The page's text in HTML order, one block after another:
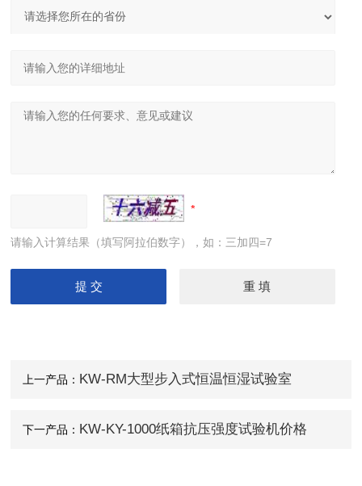
请输入计算结果（填写阿拉伯数字），如：三加四=7
上一产品： KW-RM大型步入式恒温恒湿试验室
下一产品： KW-KY-1000纸箱抗压强度试验机价格